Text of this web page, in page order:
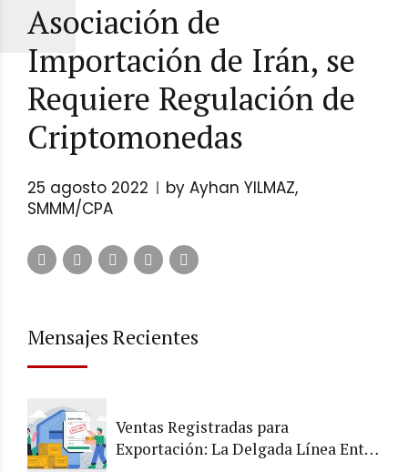
Asociación de
Importación de Irán, se
Requiere Regulación de
Criptomonedas
25 agosto 2022
by Ayhan YILMAZ,
SMMM/CPA
Mensajes Recientes
Ventas Registradas para
Exportación: La Delgada Línea Entre